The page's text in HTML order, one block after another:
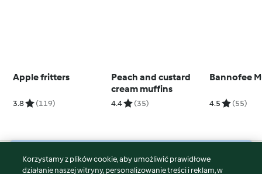
Apple fritters
3.8 (119)
Peach and custard
cream muffins
4.4 (35)
Bannofee
4.5 (55)
© Copyright 2026
Korzystamy z plików cookie, aby umożliwić prawidłowe
działanie naszej witryny, personalizowanie treści i reklam, w